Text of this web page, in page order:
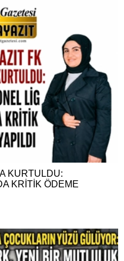
KURTULDU:
KRİTİK ÖDEME